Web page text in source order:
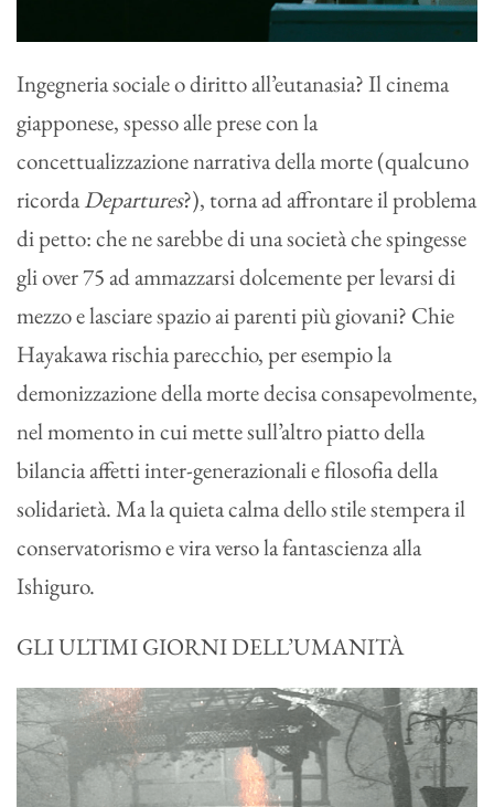
Ingegneria sociale o diritto all’eutanasia? Il cinema
giapponese, spesso alle prese con la
concettualizzazione narrativa della morte (qualcuno
ricordaDepartures?), torna ad affrontare il problema
di petto: che ne sarebbe di una società che spingesse
gli over 75 ad ammazzarsi dolcemente per levarsi di
mezzo e lasciare spazio ai parenti più giovani? Chie
Hayakawa rischia parecchio, per esempio la
demonizzazione della morte decisa consapevolmente,
nel momento in cui mette sull’altro piatto della
bilancia affetti inter-generazionali e filosofia della
solidarietà. Ma la quieta calma dello stile stempera il
conservatorismo e vira verso la fantascienza alla
Ishiguro.
GLI ULTIMI GIORNI DELL’UMANITÀ